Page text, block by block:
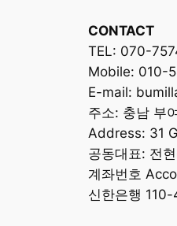
CONTACT
TEL: 070-
Mobile: 010-
E-mail:
주소: 충남 부
Address: 31
공동대표: 전
계좌번호
신한은행